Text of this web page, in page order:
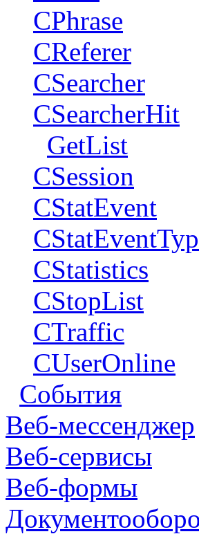
CPhrase
CReferer
CSearcher
CSearcherHit
GetList
CSession
CStatEvent
CStatistics
CStopList
CTraffic
CUserOnline
События
Веб-мессенджер
Веб-сервисы
Веб-формы